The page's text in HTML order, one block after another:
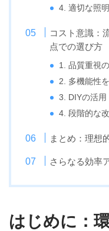
4. 適切な照明
コスト意識：
点での選び方
1. 品質重視
2. 多機能性
3. DIYの活用
4. 段階的な
まとめ：理想
さらなる効率
はじめに：